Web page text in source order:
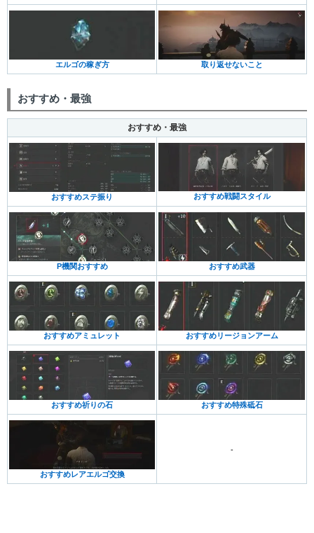
エルゴの稼ぎ方 取り返せないこと
おすすめ・最強
おすすめ・最強
おすすめステ振り おすすめ戦闘スタイル
P機関おすすめ おすすめ武器
おすすめアミュレット おすすめリージョンアーム
おすすめ祈りの石 おすすめ特殊砥石
おすすめレアエルゴ交換
-